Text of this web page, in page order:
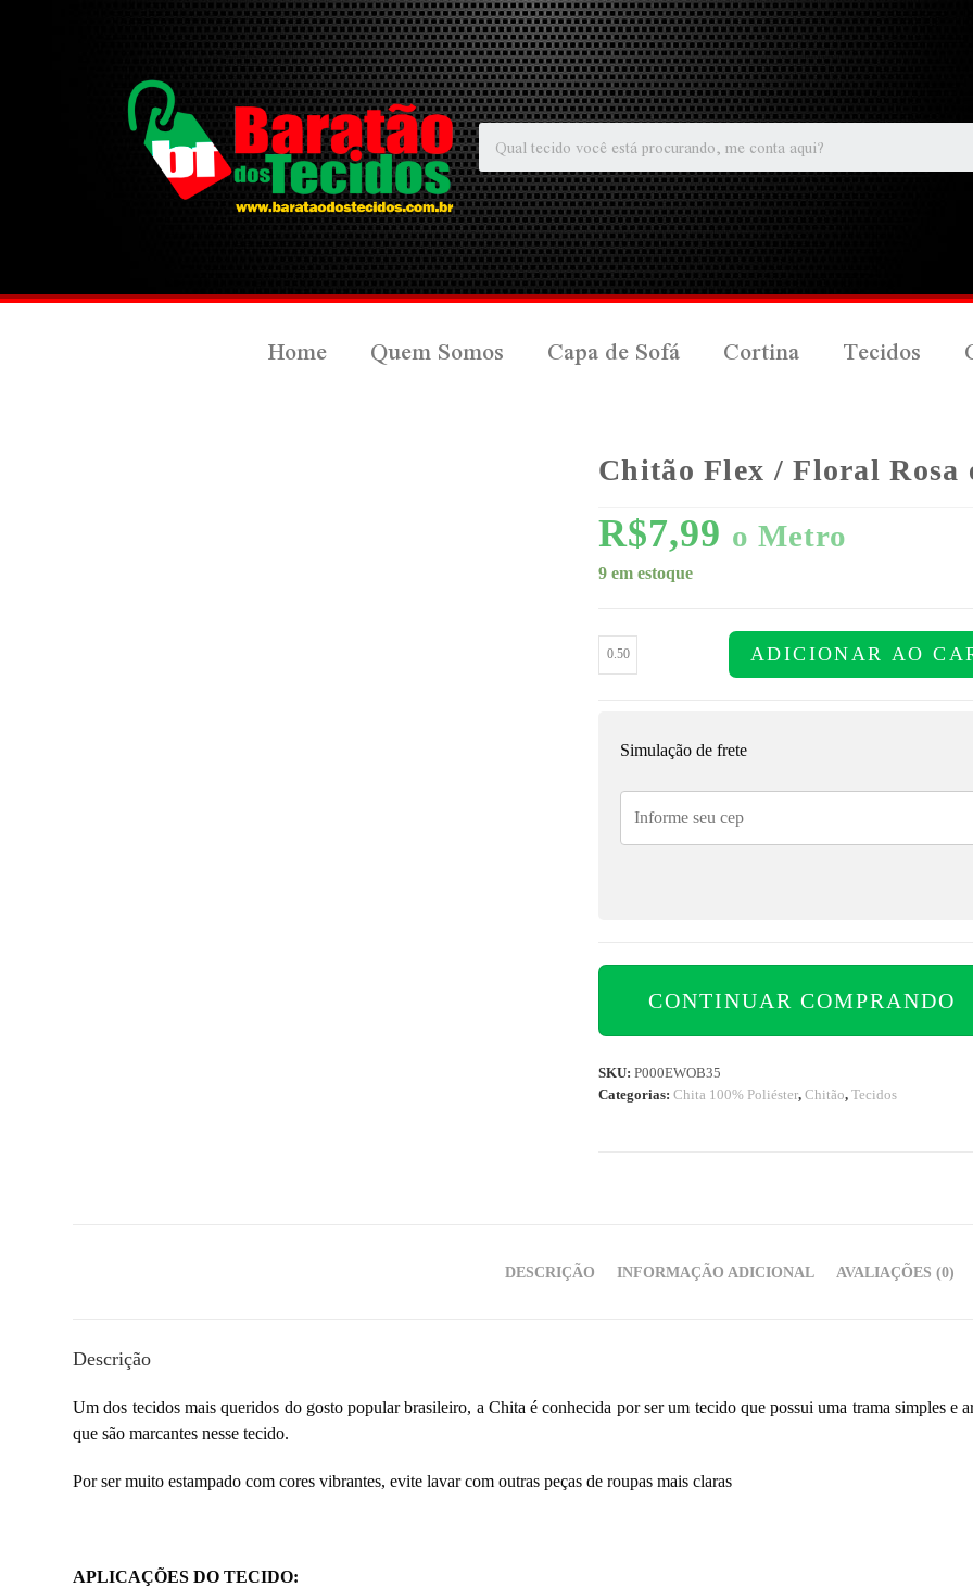
Home Quem Somos Capa de Sofá Cortina Tecidos
Chitão Flex / Floral
R$7,99 o Metro
9 em estoque
ADICIONAR AO
Simulação de frete
CONTINUAR COMPRANDO
SKU:P000EWOB35
Categorias:Chita 100% Poliéster,Chitão,Tecidos
DESCRIÇÃO INFORMAÇÃO ADICIONAL AVALIAÇÕES (0)
Descrição
Um dos tecidos mais queridos do gosto popular brasileiro, a Chita é conhecida por ser um tecido que possui uma trama simples e
que são marcantes nesse tecido.
Por ser muito estampado com cores vibrantes, evite lavar com outras peças de roupas mais claras
APLICAÇÕES DO TECIDO: